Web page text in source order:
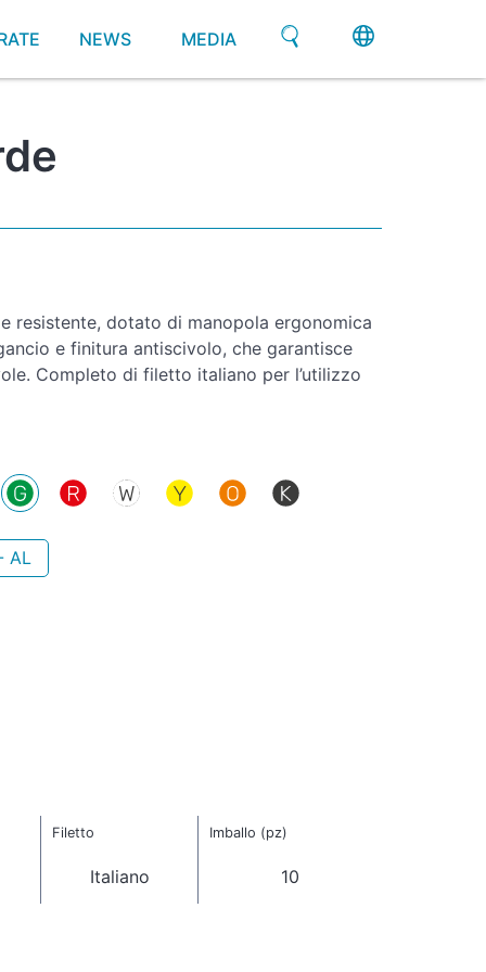
NEWS MEDIA
resistente, dotato di manopola ergonomica
e finitura antiscivolo, che garantisce
Completo di filetto italiano per l’utilizzo
AL
Filetto Imballo (pz)
Italiano 10